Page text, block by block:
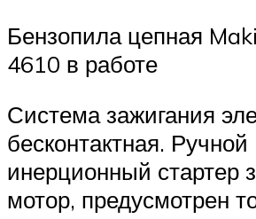
Бензопила цепная
4610 в работе
Система зажигания
бесконтактная. Ручной
инерционный стартер
мотор, предусмотрен